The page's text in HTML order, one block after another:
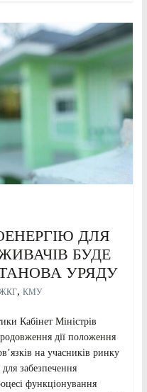
ДЛЯ
БУДЕ
УРЯДУ
, КМУ
Кабінет Міністрів
дії положення
на учасників ринку
забезпечення
функціонування